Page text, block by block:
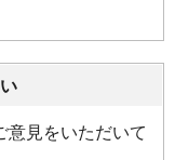
意見をいただいて